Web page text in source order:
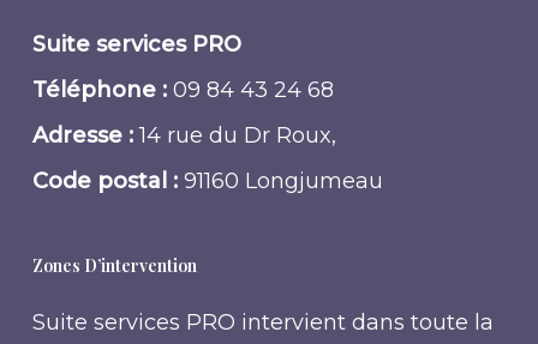
Suite services PRO
Téléphone :09 84 43 24 68
Adresse :14 rue du Dr Roux,
Code postal : 91160 Longjumeau
Zones D’intervention
Suite services PRO intervient dans toute la